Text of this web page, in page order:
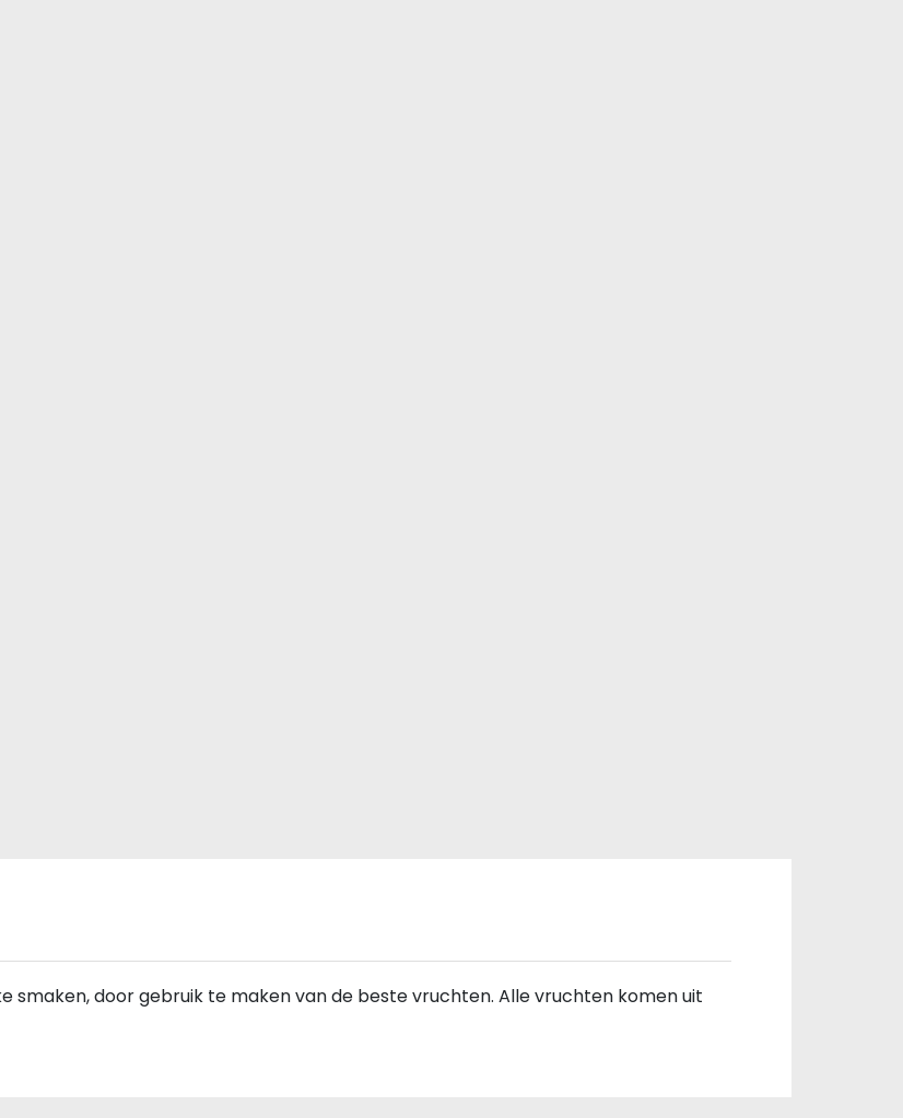
smaken, door gebruik te maken van de beste vruchten. Alle vruchten komen uit